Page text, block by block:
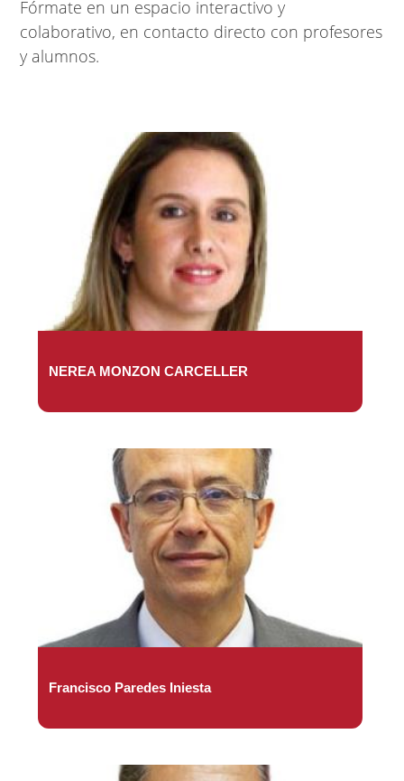
Fórmate en un espacio interactivo y
colaborativo, en contacto directo con profesores
y alumnos.
NEREA MONZON CARCELLER
Francisco Paredes Iniesta